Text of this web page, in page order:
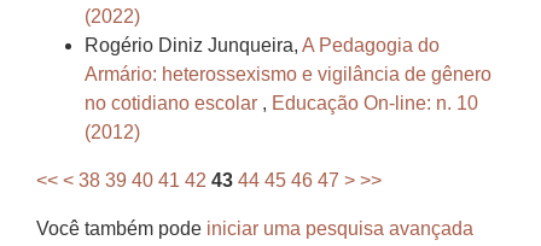
(2022)
Rogério Diniz Junqueira, A Pedagogia do
Armário: heterossexismo e vigilância de gênero
no cotidiano escolar , Educação On-line: n. 10
(2012)
<< < 38 39 40 41 42 43 44 45 46 47 > >>
Você também pode iniciar uma pesquisa avançada